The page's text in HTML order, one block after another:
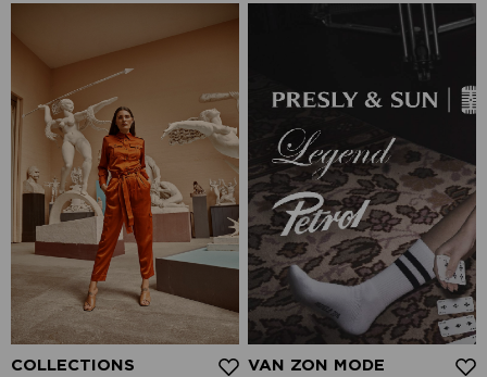
COLLECTIONS VAN ZON MODE